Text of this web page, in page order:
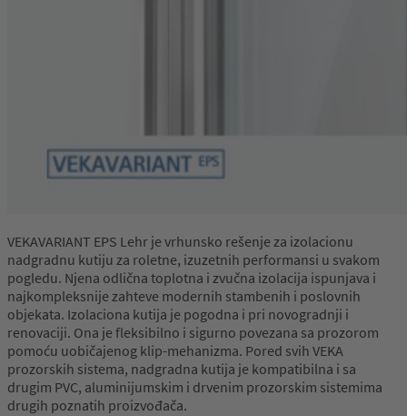
VEKAVARIANT EPS Lehr je vrhunsko rešenje za izolacionu
nadgradnu kutiju za roletne, izuzetnih performansi u svakom
pogledu. Njena odlična toplotna i zvučna izolacija ispunjava i
najkompleksnije zahteve modernih stambenih i poslovnih
objekata. Izolaciona kutija je pogodna i pri novogradnji i
renovaciji. Ona je fleksibilno i sigurno povezana sa prozorom
pomoću uobičajenog klip-mehanizma. Pored svih VEKA
prozorskih sistema, nadgradna kutija je kompatibilna i sa
drugim PVC, aluminijumskim i drvenim prozorskim sistemima
drugih poznatih proizvođača.